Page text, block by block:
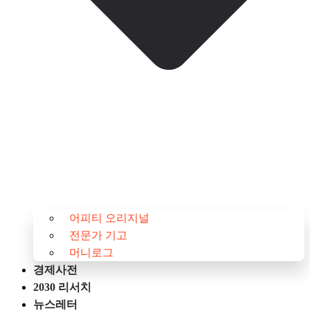
어피티 오리지널
전문가 기고
머니로그
경제사전
2030 리서치
뉴스레터